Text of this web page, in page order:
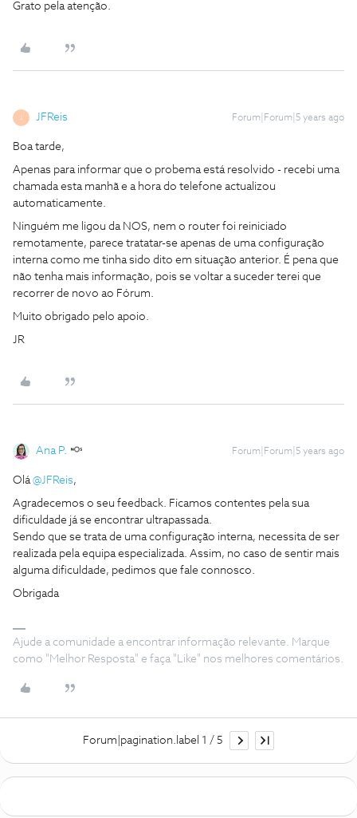
Grato pela atenção.
JFReis Forum|Forum|5 years ago
Boa tarde,
Apenas para informar que o probema está resolvido - recebi uma
chamada esta manhã e a hora do telefone actualizou
automaticamente.
Ninguém me ligou da NOS, nem o router foi reiniciado
remotamente, parece tratatar-se apenas de uma configuração
interna como me tinha sido dito em situação anterior. É pena que
não tenha mais informação, pois se voltar a suceder terei que
recorrer de novo ao Fórum.
Muito obrigado pelo apoio.
JR
Ana P. Forum|Forum|5 years ago
Olá@JFReis,
Agradecemos o seu feedback. Ficamos contentes pela sua
dificuldade já se encontrar ultrapassada.
Sendo que se trata de uma configuração interna, necessita de ser
realizada pela equipa especializada. Assim, no caso de sentir mais
alguma dificuldade, pedimos que fale connosco.
Obrigada
Ajude a comunidade a encontrar informação relevante. Marque
como "Melhor Resposta" e faça "Like" nos melhores comentários.
Forum|pagination.label 1 / 5